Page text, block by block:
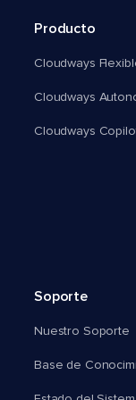
Producto
Cloudways
Cloudways
Cloudways
Soporte
Nuestro Soporte
Base de